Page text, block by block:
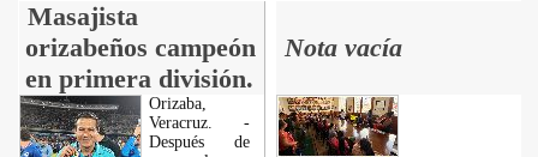
Masajista
orizabeños campeón
en primera división.
Nota vacía
Orizaba,
Veracruz. -
Después de